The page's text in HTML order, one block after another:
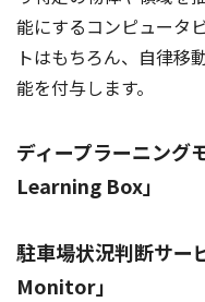
能にするコンピュータ
トはもちろん、自律移
能を付与します。
ディープラーニン
Learning Box」
駐車場状況判断サ
Monitor」